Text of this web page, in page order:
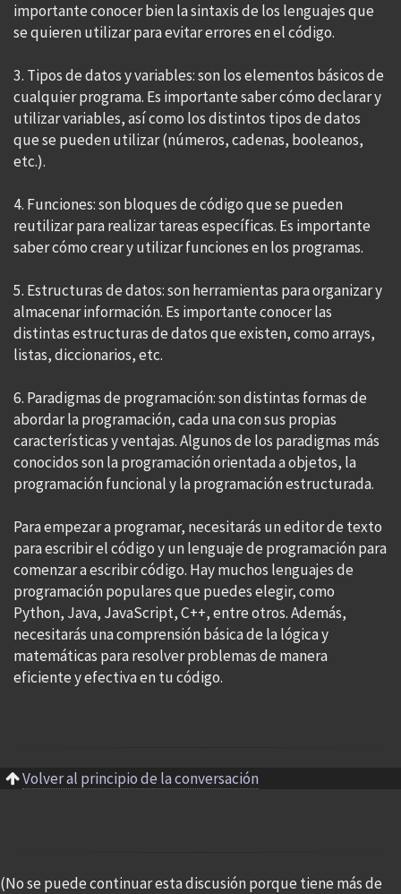
importante conocer bien la sintaxis de los lenguajes que
se quieren utilizar para evitar errores en el código.
3. Tipos de datos y variables: son los elementos básicos de
cualquier programa. Es importante saber cómo declarar y
utilizar variables, así como los distintos tipos de datos
que se pueden utilizar (números, cadenas, booleanos,
etc.).
4. Funciones: son bloques de código que se pueden
reutilizar para realizar tareas específicas. Es importante
saber cómo crear y utilizar funciones en los programas.
5. Estructuras de datos: son herramientas para organizar y
almacenar información. Es importante conocer las
distintas estructuras de datos que existen, como arrays,
listas, diccionarios, etc.
6. Paradigmas de programación: son distintas formas de
abordar la programación, cada una con sus propias
características y ventajas. Algunos de los paradigmas más
conocidos son la programación orientada a objetos, la
programación funcional y la programación estructurada.
Para empezar a programar, necesitarás un editor de texto
para escribir el código y un lenguaje de programación para
comenzar a escribir código. Hay muchos lenguajes de
programación populares que puedes elegir, como
Python, Java, JavaScript, C++, entre otros. Además,
necesitarás una comprensión básica de la lógica y
matemáticas para resolver problemas de manera
eficiente y efectiva en tu código.
Volver al principio de la conversación
(No se puede continuar esta discusión porque tiene más de